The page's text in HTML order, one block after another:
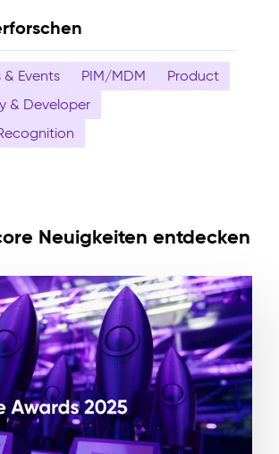
& Events PIM/MDM
Product
& Developer
Neuigkeiten entdecken